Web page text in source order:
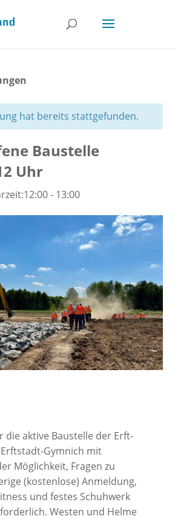
hat bereits stattgefunden.
Baustelle
Uhr
- 13:00
die aktive Baustelle der Erft-
Gymnich mit
Möglichkeit, Fragen zu
(kostenlose) Anmeldung,
und festes Schuhwerk
Westen und Helme